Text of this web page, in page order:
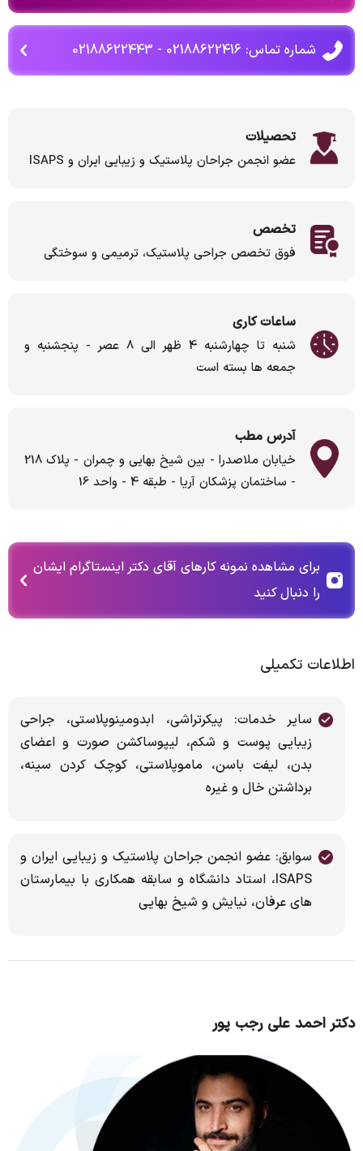
شماره تماس: 02188622416 - 02188622443
تحصیلات
عضو انجمن جراحان پلاستیک و زیبایی ایران و ISAPS
تخصص
فوق تخصص جراحی پلاستیک، ترمیمی و سوختگی
ساعات کاری
شنبه تا چهارشنبه 4 ظهر الی 8 عصر - پنجشنبه و
جمعه ها بسته است
آدرس مطب
خیابان ملاصدرا - بین شیخ بهایی و چمران - پلاک 218
- ساختمان پزشکان آریا - طبقه 4 - واحد 16
برای مشاهده نمونه کارهای آقای دکتر اینستاگرام ایشان
را دنبال کنید
اطلاعات تکمیلی
سایر خدمات: پیکرتراشی، ابدومینوپلاستی، جراحی
زیبایی پوست و شکم، لیپوساکشن صورت و اعضای
بدن، لیفت باسن، ماموپلاستی، کوچک کردن سینه،
برداشتن خال و غیره
سوابق: عضو انجمن جراحان پلاستیک و زیبایی ایران و
ISAPS، استاد دانشگاه و سابقه همکاری با بیمارستان
های عرفان، نیایش و شیخ بهایی
دکتر احمد علی رجب پور